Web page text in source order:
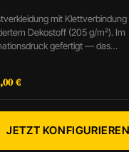
mit Klettverbindung
Dekostoff (205 g/m²). Im
gefertigt — das
wird mitgeliefert,
Schwer entflammbar,
und Motive. Einfache Montage
€
JETZT KONFIGURIEREN